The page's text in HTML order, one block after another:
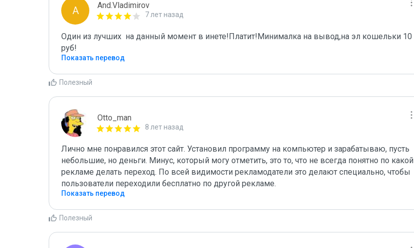
A And.Vladimirov
7 лет назад
Один из лучших  на данный момент в инете!Платит!Минималка на вывод,на эл кошельки 10
руб!
Показать перевод
Полезный
Otto_man
8 лет назад
Лично мне понравился этот сайт. Установил программу на компьютер и зарабатываю, пусть
небольшие, но деньги. Минус, который могу отметить, это то, что не всегда понятно по какой
рекламе делать переход. По всей видимости рекламодатели это делают специально, чтобы
пользователи переходили бесплатно по другой рекламе.
Показать перевод
Полезный